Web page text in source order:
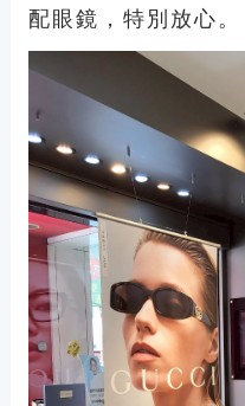
配眼鏡，特別放心。